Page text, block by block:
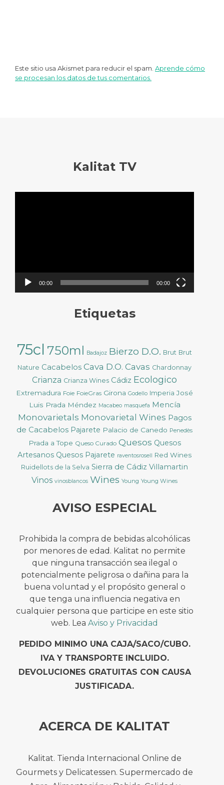
Este sitio usa Akismet para reducir el spam. Aprende cómo
se procesan los datos de tus comentarios.
Kalitat TV
00:00 00:00
Etiquetas
75cl 750ml Badajoz Bierzo D.O. Brut Brut
Nature Cacabelos Cava D.O. Cavas Chardonnay
Crianza Crianza Wines Cádiz Ecologico
Extremadura Foie FoieGras Girona Godello Imperia José
Luis Prada Méndez Macabeo masquefa Mencía
Monovarietals Monovarietal Wines Pagos
de Cacabelos Pajarete Palacio de Canedo Penedès
Prada a Tope Queso Curado Quesos Quesos
Artesanos Quesos Pajarete raventosrosell Red Wines
Ruidellots de la Selva Sierra de Cádiz Villamartin
Vinos vinosblancos Wines Young Young Wines
AVISO ESPECIAL
Prohibida la compra de bebidas alcohólicas
por menores de edad. Kalitat no permite
que ninguna transacción sea ilegal o
potencialmente peligrosa o dañina para la
buena voluntad y el propósito general o
que tenga una influencia negativa en
cualquier persona que participe en este sitio
web. Lea Aviso y Privacidad
PEDIDO MINIMO UNA CAJA/SACO/CUBO.
IVA Y TRANSPORTE INCLUIDO.
DEVOLUCIONES GRATUITAS CON CAUSA
JUSTIFICADA.
ACERCA DE KALITAT
Kalitat. Tienda Internacional Online de
Gourmets y Delicatessen. Supermercado de